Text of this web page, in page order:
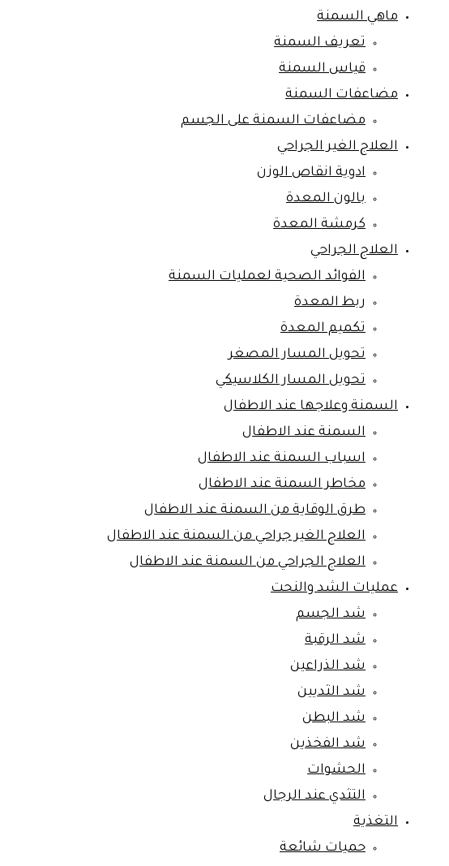
ماهي السمنة
تعريف السمنة
قياس السمنة
مضاعفات السمنة
مضاعفات السمنة على الجسم
العلاج الغير الجراحي
ادوية انقاص الوزن
بالون المعدة
كرمشة المعدة
العلاج الجراحي
الفوائد الصحية لعمليات السمنة
ربط المعدة
تكميم المعدة
تحويل المسار المصغر
تحويل المسار الكلاسيكي
السمنة وعلاجها عند الاطفال
السمنة عند الاطفال
اسباب السمنة عند الاطفال
مخاطر السمنة عند الاطفال
طرق الوقاية من السمنة عند الاطفال
العلاج الغير جراحي من السمنة عند الاطفال
العلاج الجراحي من السمنة عند الاطفال
عمليات الشد والنحت
شد الجسم
شد الرقبة
شد الذراعين
شد الثديين
شد البطن
شد الفخذين
الحشوات
التثدي عند الرجال
التغذية
حميات شائعة